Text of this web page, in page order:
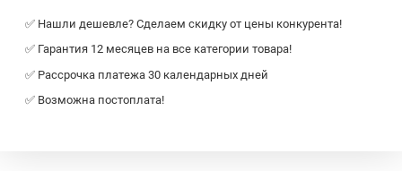
✅ Нашли дешевле? Сделаем скидку от цены конкурента!
✅ Гарантия 12 месяцев на все категории товара!
✅ Рассрочка платежа 30 календарных дней
✅ Возможна постоплата!